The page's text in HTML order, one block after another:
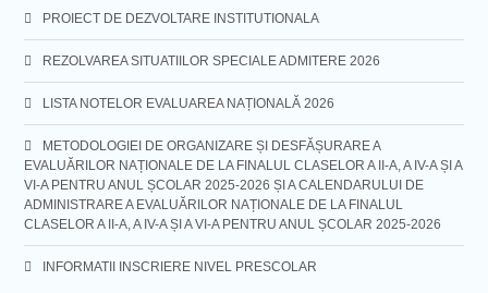
PROIECT DE DEZVOLTARE INSTITUTIONALA
REZOLVAREA SITUATIILOR SPECIALE ADMITERE 2026
LISTA NOTELOR EVALUAREA NAȚIONALĂ 2026
METODOLOGIEI DE ORGANIZARE ȘI DESFĂȘURARE A
EVALUĂRILOR NAȚIONALE DE LA FINALUL CLASELOR A II-A, A IV-A ȘI A
VI-A PENTRU ANUL ȘCOLAR 2025-2026 ȘI A CALENDARULUI DE
ADMINISTRARE A EVALUĂRILOR NAȚIONALE DE LA FINALUL
CLASELOR A II-A, A IV-A ȘI A VI-A PENTRU ANUL ȘCOLAR 2025-2026
INFORMATII INSCRIERE NIVEL PRESCOLAR